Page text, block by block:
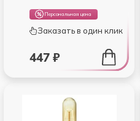
Персональная цена
Заказать в один клик
447 ₽